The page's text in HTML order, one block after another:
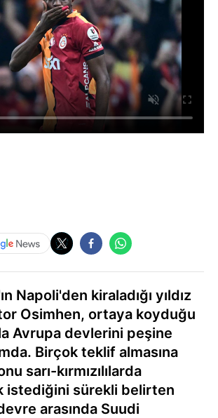
Napoli'den kiraladığı yıldız
Osimhen, ortaya koyduğu
Avrupa devlerini peşine
Birçok teklif almasına
sarı-kırmızılılarda
istediğini sürekli belirten
arasında Suudi